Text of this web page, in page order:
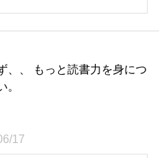
、、 もっと読書力を身につ
。
17